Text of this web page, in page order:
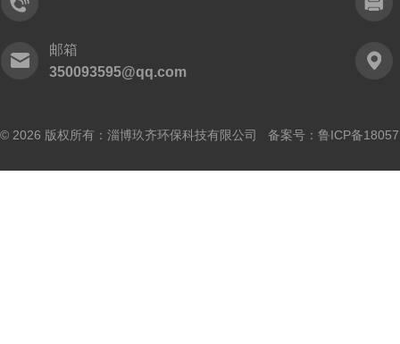
邮箱
350093595@qq.com
© 2026 版权所有：淄博玖齐环保科技有限公司 备案号： 鲁ICP备